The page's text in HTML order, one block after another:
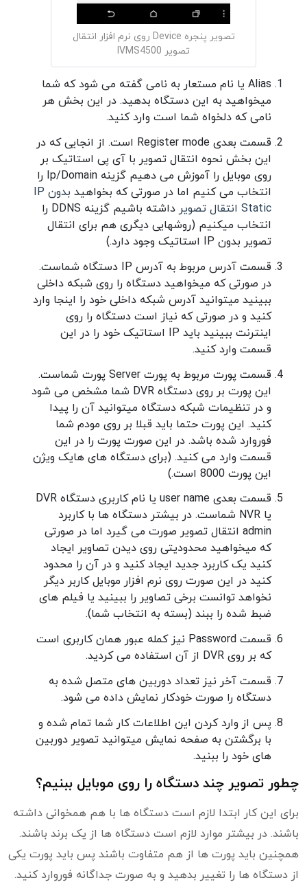
تصویر پنجره Device روی نرم افزار انتقال
تصویر IVMS4500
Alias یا نام مستعار به نامی گفته می شود که شما
میخواهید به این دستگاه بدهید. در این بخش هر
نامی که دلخواه شما است وارد کنید.
قسمت بعدی Register mode است. از انجایی که در
این بخش نحوه انتقال تصویر با آی پی استاتیک بر
روی موبایل را آموزش می دهیم گزینه Ip/Domain را
انتخاب می کنیم اما در صورتی که بخواهید
بدون IP
Static انتقال تصویر
داشته باشیم گزینه DDNS را
انتخاب میکنیم (روشهایی دیگری هم برای انتقال
تصویر بدون IP استاتیک وجود دارد.)
قسمت آدرس مربوط به آدرس IP دستگاه شماست.
در صورتی که میخواهید دستگاه را روی شبکه داخلی
ببینید میتوانید آدرس شبکه داخلی خود را اینجا وارد
کنید و در صورتی که نیاز است دستگاه را روی
اینترنت ببینید باید IP استاتیک خود را در این
قسمت وارد کنید.
قسمت پورت مربوط به پورت Server پورت شماست.
این پورت بر روی دستگاه DVR شما مشخص می شود
و در تنظیمات شبکه دستگاه میتوانید آن را پیدا
کنید. این پورت حتما باید قبلا بر روی مودم شما
فوروارد شده باشد. در این صورت پورت را در این
قسمت وارد می کنید. (برای دستگاه های هایک ویژن
این پورت 8000 است.)
قسمت بعدی user name یا نام کاربری دستگاه DVR
یا NVR شماست. در بیشتر دستگاه ها با کاربرد
admin انتقال تصویر صورت می گیرد اما در صورتی
که میخواهید محدودیتی روی دیدن تصاویر ایجاد
کنید یک کاربرد جدید ایجاد کنید و در آن را محدود
کنید در این صورت روی نرم افزار موبایل کاربر دیگر
نخواهد توانست برخی تصاویر را ببینید یا فیلم های
ضبط شده را ببند (بسته به انتخاب شما).
قسمت Password نیز کمله عبور همان کاربری است
که بر روی DVR از آن استفاده می کردید.
قسمت آخر نیز تعداد دوربین های متصل شده به
دستگاه را صورت خودکار نمایش داده می شود.
پس از وارد کردن این اطلاعات کار شما تمام شده و
با برگشتن به صفحه نمایش میتوانید تصویر دوربین
های خود را ببنید.
چطور تصویر چند دستگاه را روی موبایل ببنیم؟
برای این کار ابتدا لازم است دستگاه ها با هم همخوانی داشته
باشند. در بیشتر موارد لازم است دستگاه ها از یک برند باشند.
همچنین باید پورت ها از هم متفاوت باشند پس باید پورت یکی
از دستگاه ها را تغییر بدهید و به صورت جداگانه فوروارد کنید.